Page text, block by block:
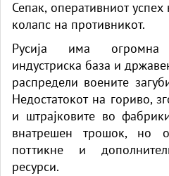
Сепак, оперативниот
колапс на противникот.
Русија има огромна
индустриска база и
распредели воените
Недостатокот на гориво,
и штрајковите во
внатрешен трошок, но
поттикне и
ресурси.